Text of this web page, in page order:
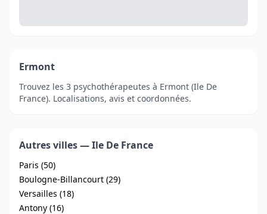
Ermont
Trouvez les 3 psychothérapeutes à Ermont (Ile De
France). Localisations, avis et coordonnées.
Autres villes — Ile De France
Paris (50)
Boulogne-Billancourt (29)
Versailles (18)
Antony (16)